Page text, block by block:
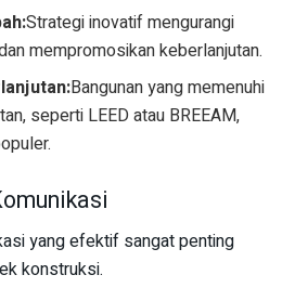
Strategi inovatif mengurangi
mempromosikan keberlanjutan.
Bangunan yang memenuhi
seperti LEED atau BREEAM,
yang efektif sangat penting
konstruksi.